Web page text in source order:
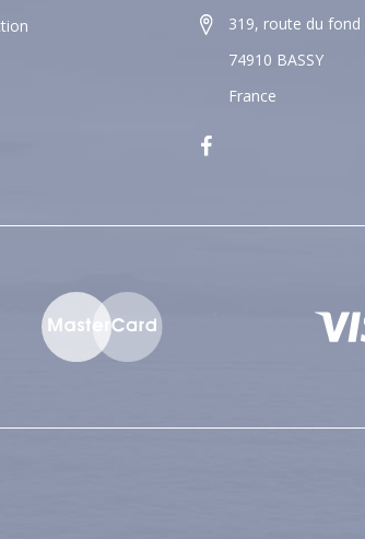
319, route du fond
74910 BASSY
France